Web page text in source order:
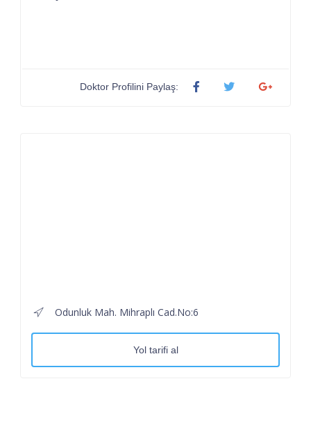
Doktor Profilini Paylaş:
Odunluk Mah. Mihraplı Cad.No:6
Yol tarifi al